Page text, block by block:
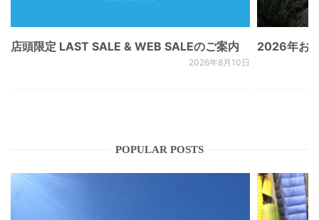
店頭限定 LAST SALE & WEB SALEのご案内
2026年8月10日
2026年お
POPULAR POSTS